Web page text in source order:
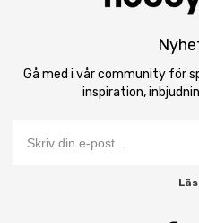
Gå med i vår community för
inspiration,